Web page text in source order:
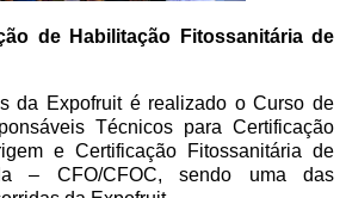
de Habilitação Fitossanitária de
da Expofruit é realizado o Curso de
Técnicos para Certificação
e Certificação Fitossanitária de
– CFO/CFOC, sendo uma das